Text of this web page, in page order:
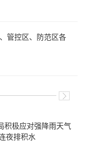
管控区、防范区各
积极应对强降雨天气
夜排积水